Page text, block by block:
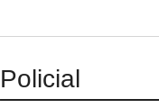
Policial